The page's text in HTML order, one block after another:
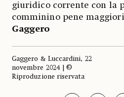
giuridico corrente con la
comminino pene
Gaggero
Gaggero & Luccardini, 22
novembre 2024 | ©
Riproduzione riservata